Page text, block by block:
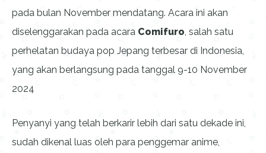
pada bulan November mendatang. Acara ini akan
diselenggarakan pada acara Comifuro, salah satu
perhelatan budaya pop Jepang terbesar di Indonesia,
yang akan berlangsung pada tanggal 9-10 November
2024
Penyanyi yang telah berkarir lebih dari satu dekade ini,
sudah dikenal luas oleh para penggemar anime,